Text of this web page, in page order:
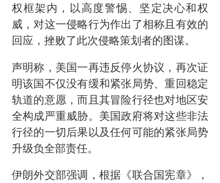
权框架内，以高度警惕、坚定决心和权
威，对这一侵略行为作出了相称且有效的
回应，挫败了此次侵略策划者的图谋。
声明称，美国一再违反停火协议，再次证
明该国不仅没有缓和紧张局势、重回稳定
轨道的意愿，而且其冒险行径也对地区安
全构成严重威胁。美国政府将对这些非法
行径的一切后果以及任何可能的紧张局势
升级负全部责任。
伊朗外交部强调，根据《联合国宪章》，